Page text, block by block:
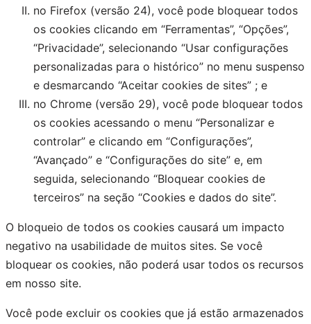
no Firefox (versão 24), você pode bloquear todos
os cookies clicando em “Ferramentas”, “Opções”,
“Privacidade”, selecionando “Usar configurações
personalizadas para o histórico” no menu suspenso
e desmarcando “Aceitar cookies de sites” ; e
no Chrome (versão 29), você pode bloquear todos
os cookies acessando o menu “Personalizar e
controlar” e clicando em “Configurações”,
“Avançado” e “Configurações do site” e, em
seguida, selecionando “Bloquear cookies de
terceiros” na seção “Cookies e dados do site”.
O bloqueio de todos os cookies causará um impacto
negativo na usabilidade de muitos sites. Se você
bloquear os cookies, não poderá usar todos os recursos
em nosso site.
Você pode excluir os cookies que já estão armazenados